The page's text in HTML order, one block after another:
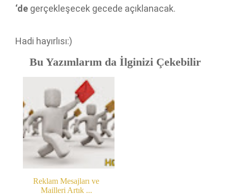
‘de gerçekleşecek gecede açıklanacak.
Hadi hayırlısı:)
Bu Yazımlarım da İlginizi Çekebilir
Reklam Mesajları ve
Mailleri Artık ...